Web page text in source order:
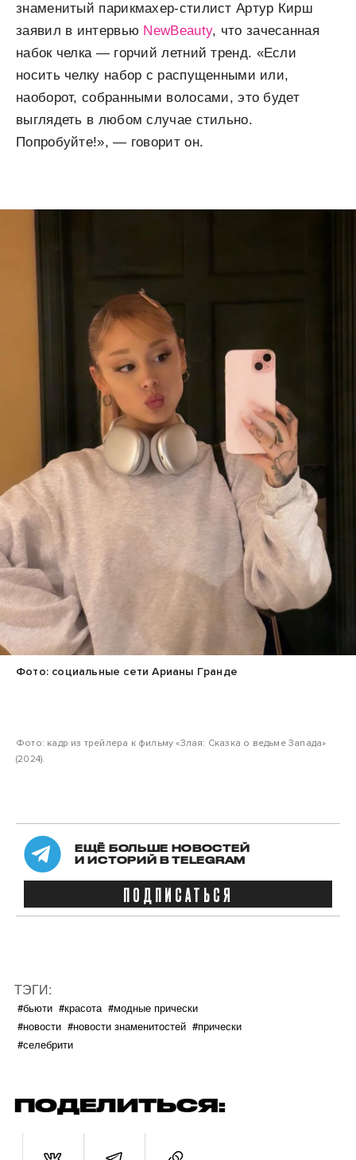
знаменитый парикмахер-стилист Артур Кирш
заявил в интервью NewBeauty, что зачесанная
набок челка — горчий летний тренд. «Если
носить челку набор с распущенными или,
наоборот, собранными волосами, это будет
выглядеть в любом случае стильно.
Попробуйте!», — говорит он.
Фото: социальные сети Арианы Гранде
Фото: кадр из трейлера к фильму «Злая: Сказка о ведьме Запада»
(2024).
ЕЩЁ БОЛЬШЕ НОВОСТЕЙ
И ИСТОРИЙ В TELEGRAM
ПОДПИСАТЬСЯ
ТЭГИ:
#бьюти #красота #модные прически
#новости #новости знаменитостей #прически
#селебрити
ПОДЕЛИТЬСЯ: